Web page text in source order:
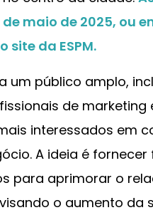
maio de 2025, ou
site da ESPM.
um público amplo,
de marketing
interessados em
A ideia é
para aprimorar o
o aumento da